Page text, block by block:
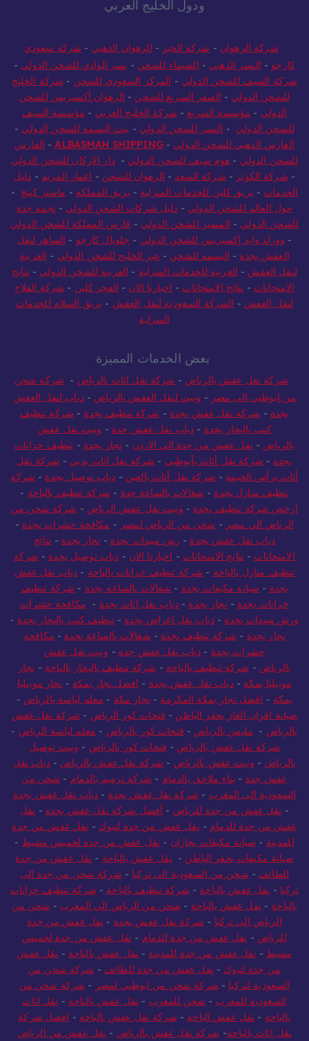
ودول الخليج العربي
شركة الرهوان - شركة الخير - الرهوان الذهبي - شركة سعودي
كارجو - النسر الذهبي - الشيماء للشحن - نسر الوادي للشحن الدولي -
شركة السيف للشحن الدولي - المركز السعودي للشحن - شركة الخليج
للشحن الدولي - الصقر السريع للشحن - الرهوان أكسبريس للشحن
الدولي - مؤسسة السريع - شركة الخليج العربي - مؤسسة السيف
للشحن الدولي - النسر للشحن الدولي - بيت البسمة للشحن الدولي -
الفارس الذهبي للشحن الدولي -
ALBASMAH SHIPPING
- الفارس
للشحن الدولي - هوم سيف للشحن الدولي -دار الاركان للشحن الدولي
- شركة الكوثر - شركة السعد - الرهوان للشحن - اعمار المريم - دليل
الخدمات - بريق كلين للخدمات المنزلية - بريق المملكة - ماستر كينج -
حول العالم للشحن الدولي - دليل شركات الشحن الدولي - نجمة جدة
للشحن الدولي - المتميز للشحن الدولي - فارس المملكة للشحن الدولي
- وورلد وايد إكسبريس للشحن الدولي - جلوبال كارجو - الساهر لنقل
العفش بجدة - البسمه للشحن - عبر الخليج للشحن الدولي - العربية
لنقل العفش - العربية للخدمات المنزلية - العربية للشحن الدولي - نتايج
الامتحانات - نتائج الامتحانات - اخبارنا الان - الفجر كلين - شركة الفلاح
لنقل العفش - الشركة السعودية لنقل العفش - بريق السلام للخدمات
المنزلية
بعض الخدمات المميزة
شركة نقل عفش بالرياض - شركة نقل اثاث بالرياض - شركة شحن
من ابوظبي الى مصر - ونيت لنقل العفش بالرياض -دباب لنقل العفش
بجدة - شركة نقل عفش بجدة - شركة تنظيف بجدة - شركة تنظيف
كنب بالبخار بجدة - دباب نقل عفش جدة - ونيت نقل عفش
بالرياض - نقل عفش من جدة الي الاردن - نجار بجدة - تنظيف خزانات
بجدة - شركة نقل أثاث بأبوظبي - شركة نقل اثاث بدبي - شركة نقل
أثاث برأس الخيمة - شركة نقل أثاث بالعين - دباب توصيل بجدة - شركة
تنظيف منازل بجدة - شغالات بالساعة جدة - شركة تنظيف بالباحة -
ارخص شركة تنظيف بجدة - ونيت نقل عفش الرياض - شركة شحن من
الرياض الي مصر - شحن من الرياض لمصر - مكافحة حشرات بجدة -
دباب نقل عفش بجدة - رش مبيدات بجدة - نجار بجدة - نتائج
الامتحانات - نتايج الامتحانات - اخبارنا الان - دباب توصيل بجدة - شركة
تنظيف منازل بالباحة - شركة تنظيف خزانات بالباحة - دباب نقل عفش
بجدة - صيانة مكيفات بجدة - شغالات بالساعة بجدة - شركة تنظيف
خزانات بجدة - نجار بجدة - دباب نقل اثاث بجدة - مكافحة حشرات
ورش مبيدات بجدة -دباب نقل اغراض بجدة -تنظيف كنب بالبخار بجدة -
نجار بجدة - شركة تنظيف بجدة - شغالات بالساعة بجدة - مكافحة
حشرات بجدة - دباب نقل عفش جده - ونيت نقل عفش
بالرياض - شركة تنظيف بالباحة - شركة تنظيف بالبخار بالباحة - نجار
موبيليا بمكة -دباب نقل عفش بجدة - افضل نجار بمكة - نجار موبيليا
بمكة - افضل نجار بمكة المكرمة - نجار مكة - معلم لياسة بالرياض -
صيانة افران الغاز بحفر الباطن - فتحات كور الرياض - شركة نقل عفش
بالرياض - مليس بالرياض - فتحات كور بالرياض - معلم لياسة الرياض -
شركة نقل عفش بالرياض - فتحات كور بالرياض - ونيت توصيل
بالرياض - ونيت عفش بالرياض - شركة نقل عفش بالرياض -دباب نقل
عفش جدة - بناء ملاحق بالدمام - شركة ترميم بالدمام - شحن من
السعودية الى المغرب - شركة نقل عفش بجدة - دباب نقل عفش بجدة
- نقل عفش من جدة للرياض - أفضل شركة نقل عفش بجدة - نقل
عفش من جدة للدمام - نقل عفش من جدة لتبوك - نقل عفش من جدة
للمدينة - صيانة مكيفات بجازان - نقل عفش من جدة لخميس مشيط -
صيانة مكيفات بحفر الباطن - نقل عفش بالباحة - نقل عفش من جدة
للطائف - شحن من السعودية الى تركيا - شركة شحن من جدة الى
تركيا - نقل عفش بالباحة - شركة تنظيف بالباحة - شركة تنظيف خزانات
بالباحة - نقل عفش بالباحة - شحن من الرياض الي المغرب - شحن من
الرياض الى تركيا - شركة نقل عفش بجدة - نقل عفش من جدة
للرياض - نقل عفش من جدة للدمام - نقل عفش من جدة لخميس
مشيط - نقل عفش من جدة للمدينة - نقل عفش بالباحة - نقل عفش
من جدة لتبوك - نقل عفش من جدة للطائف - شركة شحن من
السعودية لتركيا - شركة شحن من ابوظبي لمصر - شركة شحن من
السعودية للمغرب - شحن للمغرب - نقل عفش بالباحة - نقل اثاث
بالباحة - نقل عفش الباحة - شركة نقل عفش بالباحة - افضل شركة
نقل اثاث بالباحة- شركة نقل عفش بالرياض - نقل عفش من الرياض